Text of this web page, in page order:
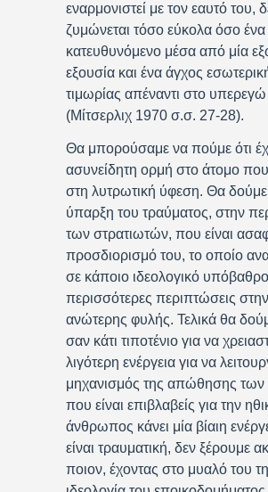
εναρμονιστεί με τον εαυτό του,
ζυμώνεται τόσο εύκολα όσο
κατευθυνόμενο μέσα από μία
εξουσία και ένα άγχος
τιμωρίας απέναντι στο υπερεγώ
(Μίτσερλιχ 1970 σ.σ. 27-28).
Θα μπορούσαμε να πούμε ότι
ασυνείδητη ορμή στο άτομο που
στη λυτρωτική ύφεση. Θα δούμε
ύπαρξη του τραύματος, στην
των στρατιωτών, που είναι
προσδιορισμό του, το οποίο
σε κάποιο ιδεολογικό
περισσότερες περιπτώσεις
ανώτερης φυλής. Τελικά θα
σαν κάτι τιποτένιο για να
λιγότερη ενέργεια για να
μηχανισμός της απώθησης των
που είναι επιβλαβείς για την
άνθρωπος κάνει μία βίαιη
είναι τραυματική, δεν ξέρουμε
ποιον, έχοντας στο μυαλό του